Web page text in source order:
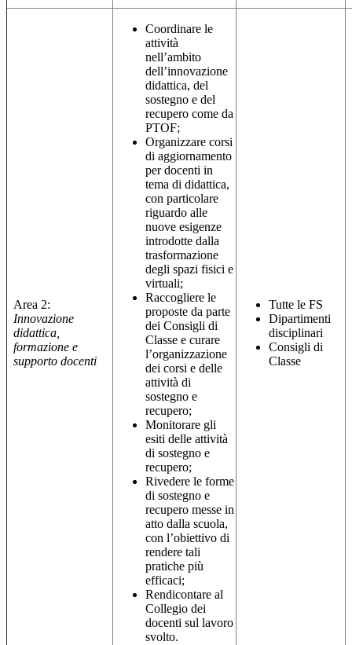
Area 2:
Innovazione
didattica,
formazione e
supporto docenti
Coordinare le
attività
nell’ambito
dell’innovazione
didattica, del
sostegno e del
recupero come da
PTOF;
Organizzare corsi
di aggiornamento
per docenti in
tema di didattica,
con particolare
riguardo alle
nuove esigenze
introdotte dalla
trasformazione
degli spazi fisici e
virtuali;
Raccogliere le
proposte da parte
dei Consigli di
Classe e curare
l’organizzazione
dei corsi e delle
attività di
sostegno e
recupero;
Monitorare gli
esiti delle attività
di sostegno e
recupero;
Rivedere le forme
di sostegno e
recupero messe in
atto dalla scuola,
con l’obiettivo di
rendere tali
pratiche più
efficaci;
Rendicontare al
Collegio dei
docenti sul lavoro
svolto.
Tutte le FS
Dipartimenti
disciplinari
Consigli di
Classe